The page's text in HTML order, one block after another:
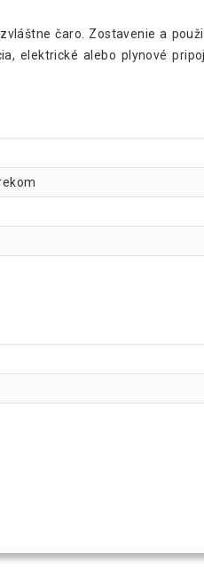
čaro. Zostavenie a
elektrické alebo plynové